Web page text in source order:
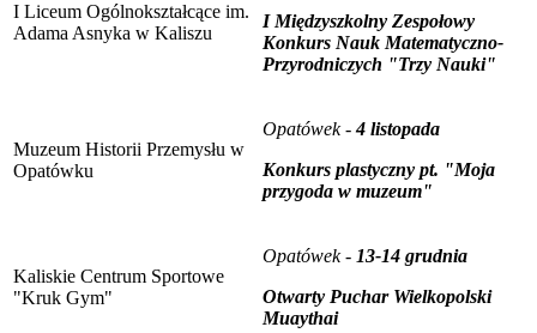
I Liceum Ogólnokształcące im.
Adama Asnyka w Kaliszu
I Międzyszkolny Zespołowy
Konkurs Nauk Matematyczno-
Przyrodniczych "Trzy Nauki"
Muzeum Historii Przemysłu w
Opatówku
Opatówek -4 listopada
Konkurs plastyczny pt. "Moja
przygoda w muzeum"
Kaliskie Centrum Sportowe
"Kruk Gym"
Opatówek - 13-14 grudnia
Otwarty Puchar Wielkopolski
Muaythai